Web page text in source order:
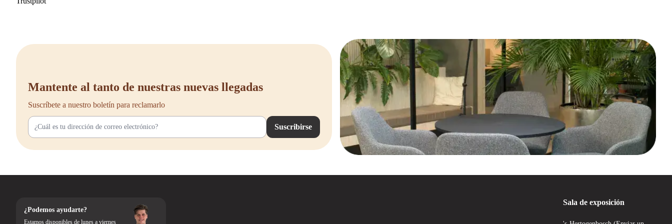
thuiswerkplekken die op zoek zijn naar een gezonde, flexibele en verantwoorde werkoplossing.
Mantente al tanto de nuestras nuevas llegadas
Suscríbete a nuestro boletín para reclamarlo
Suscribirse
¿Podemos ayudarte?
Estamos disponibles de lunes a viernes
Sala de exposición